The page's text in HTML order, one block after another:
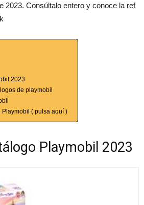
2023. Consúltalo entero y conoce la ref
2023
de playmobil
Playmobil ( pulsa aquí )
Playmobil 2023